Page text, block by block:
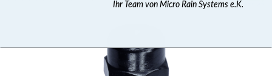
Ihr Team von Micro Rain Systems e.K.